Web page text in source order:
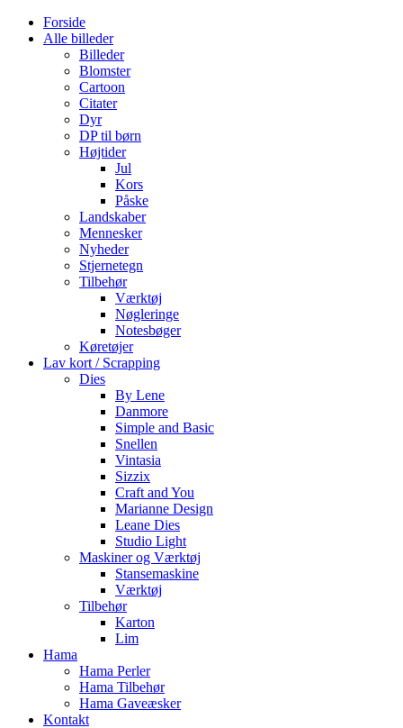
Forside
Alle billeder
Billeder
Blomster
Cartoon
Citater
Dyr
DP til børn
Højtider
Jul
Kors
Påske
Landskaber
Mennesker
Nyheder
Stjernetegn
Tilbehør
Værktøj
Nøgleringe
Notesbøger
Køretøjer
Lav kort / Scrapping
Dies
By Lene
Danmore
Simple and Basic
Snellen
Vintasia
Sizzix
Craft and You
Marianne Design
Leane Dies
Studio Light
Maskiner og Værktøj
Stansemaskine
Værktøj
Tilbehør
Karton
Lim
Hama
Hama Perler
Hama Tilbehør
Hama Gaveæsker
Kontakt